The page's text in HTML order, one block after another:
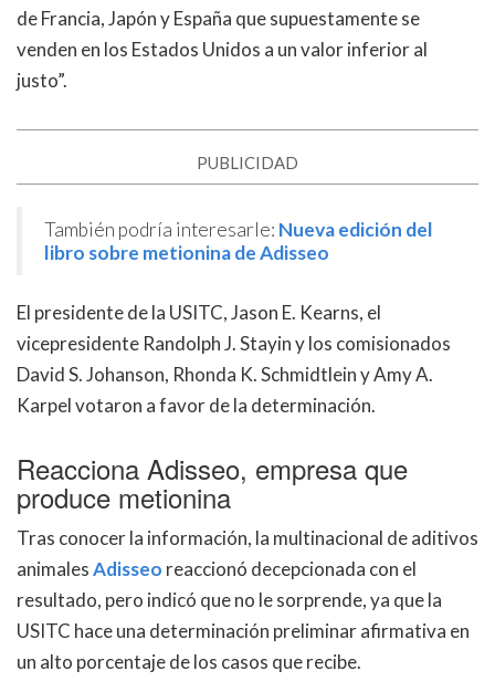
de Francia, Japón y España que supuestamente se
venden en los Estados Unidos a un valor inferior al
justo”.
PUBLICIDAD
También podría interesarle: Nueva edición del
libro sobre metionina de Adisseo
El presidente de la USITC, Jason E. Kearns, el
vicepresidente Randolph J. Stayin y los comisionados
David S. Johanson, Rhonda K. Schmidtlein y Amy A.
Karpel votaron a favor de la determinación.
Reacciona Adisseo, empresa que
produce metionina
Tras conocer la información, la multinacional de aditivos
animalesAdisseo reaccionó decepcionada con el
resultado, pero indicó que no le sorprende, ya que la
USITC hace una determinación preliminar afirmativa en
un alto porcentaje de los casos que recibe.